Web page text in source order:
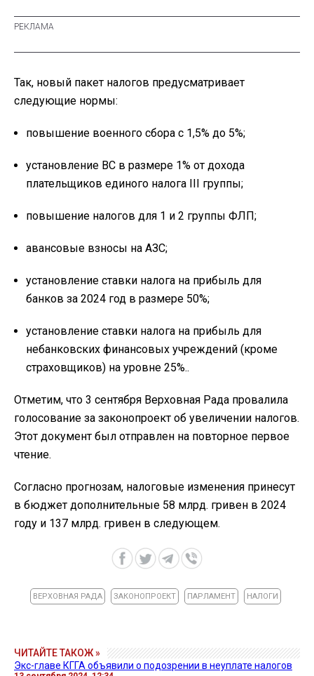
Так, новый пакет налогов предусматривает
следующие нормы:
повышение военного сбора с 1,5% до 5%;
установление ВС в размере 1% от дохода
плательщиков единого налога III группы;
повышение налогов для 1 и 2 группы ФЛП;
авансовые взносы на АЗС;
установление ставки налога на прибыль для
банков за 2024 год в размере 50%;
установление ставки налога на прибыль для
небанковских финансовых учреждений (кроме
страховщиков) на уровне 25%..
Отметим, что 3 сентября Верховная Рада провалила
голосование за законопроект об увеличении налогов.
Этот документ был отправлен на повторное первое
чтение.
Согласно прогнозам, налоговые изменения принесут
в бюджет дополнительные 58 млрд. гривен в 2024
году и 137 млрд. гривен в следующем.
ВЕРХОВНАЯ РАДА ЗАКОНОПРОЕКТ ПАРЛАМЕНТ НАЛОГИ
ЧИТАЙТЕ ТАКОЖ »
Экс-главе КГГА объявили о подозрении в неуплате налогов